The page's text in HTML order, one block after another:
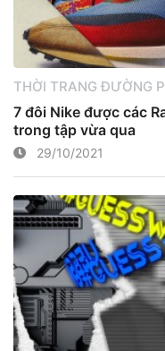
THỜI TRANG ĐƯỜNG
7 đôi Nike được các
trong tập vừa qua
29/10/2021